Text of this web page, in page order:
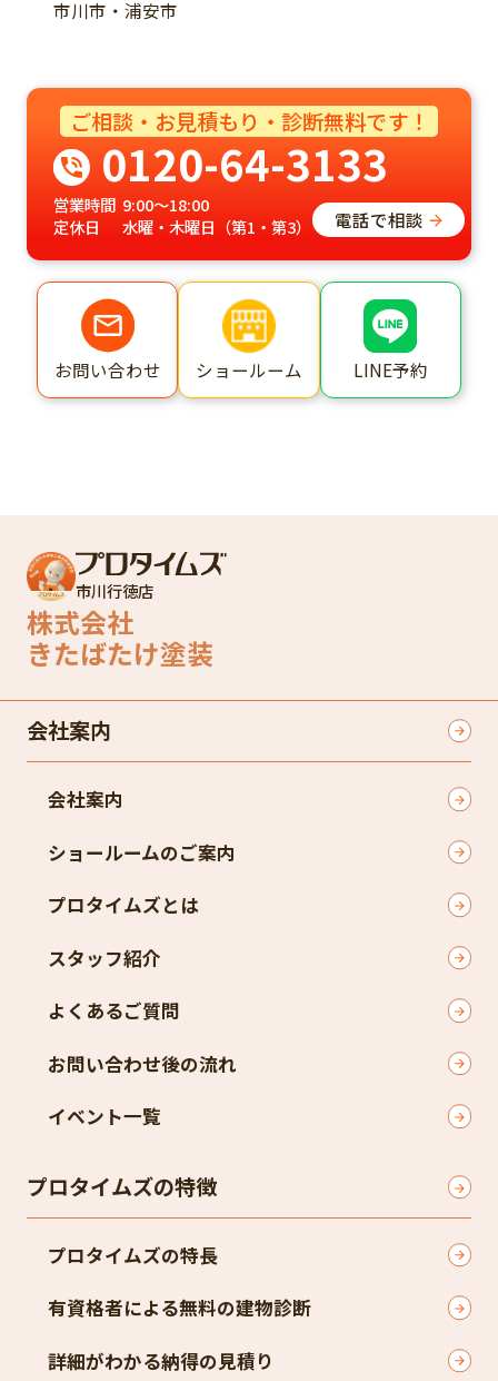
市川市・浦安市
ご相談・お見積もり・診断無料です！
0120-64-3133
営業時間 9:00～18:00
定休日
水曜・木曜日（第1・第3） 電話で相談
お問い合わせ ショールーム LINE予約
市川行徳店
株式会社
きたばたけ塗装
会社案内
会社案内
ショールームのご案内
プロタイムズとは
スタッフ紹介
よくあるご質問
お問い合わせ後の流れ
イベント一覧
プロタイムズの特徴
プロタイムズの特長
有資格者による無料の建物診断
詳細がわかる納得の見積り